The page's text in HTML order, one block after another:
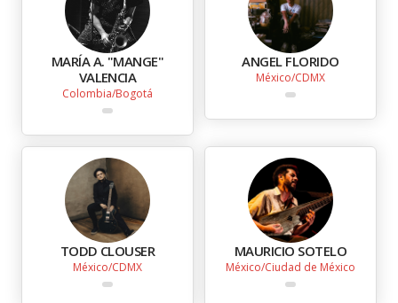
MARÍA A. "MANGE"
VALENCIA
Colombia Bogotá
ANGEL FLORIDO
México CDMX
TODD CLOUSER
México CDMX
MAURICIO SOTELO
México Ciudad de México